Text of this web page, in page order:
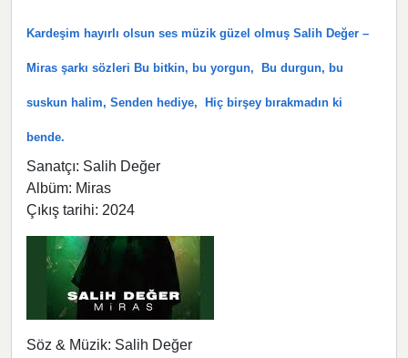
Kardeşim hayırlı olsun ses müzik güzel olmuş Salih Değer –
Miras şarkı sözleri Bu bitkin, bu yorgun, Bu durgun, bu
suskun halim, Senden hediye, Hiç birşey bırakmadın ki
bende.
Sanatçı: Salih Değer
Albüm: Miras
Çıkış tarihi: 2024
Söz & Müzik: Salih Değer